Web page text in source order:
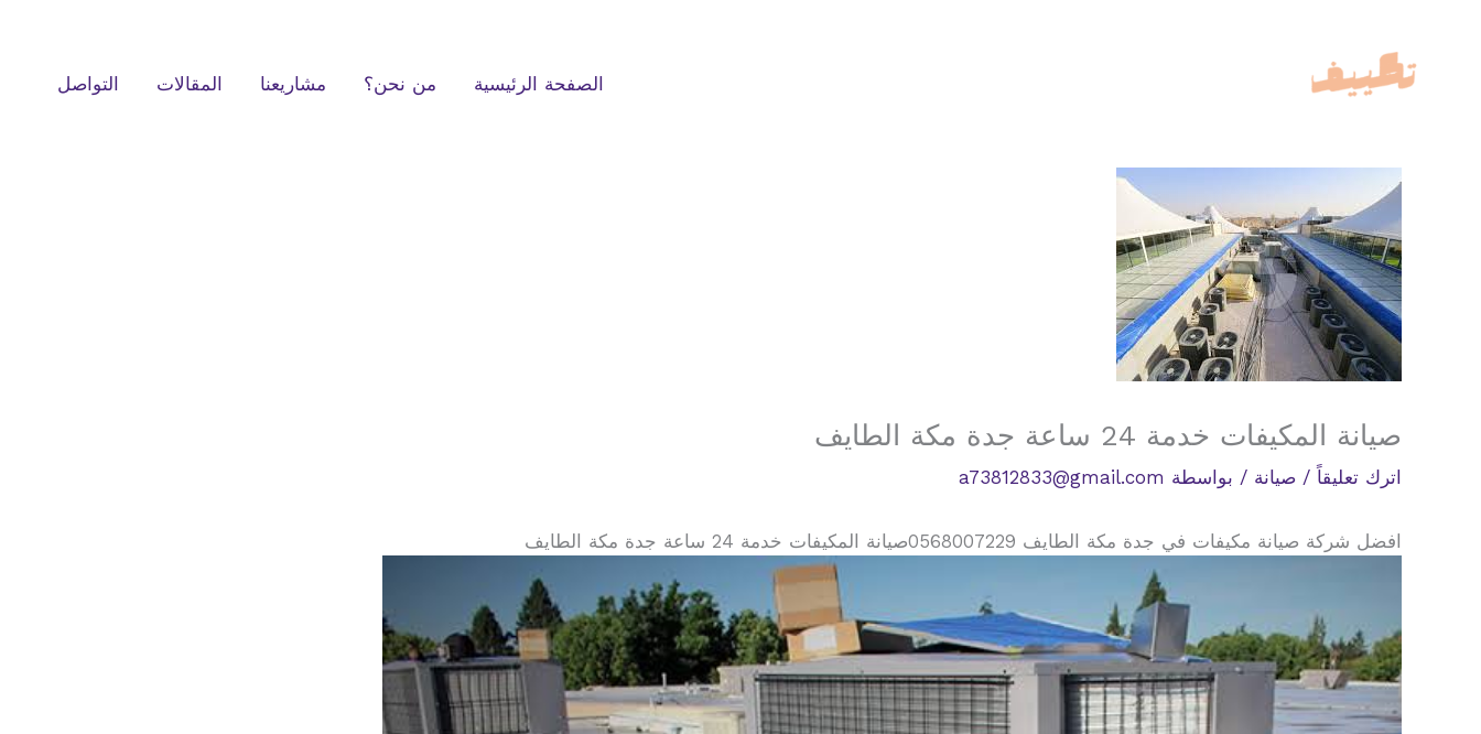
الصفحة الرئيسية من نحن؟ مشاريعنا المقالات التواصل
صيانة المكيفات خدمة 24 ساعة جدة مكة الطايف
اترك تعليقاً / صيانة / بواسطة a73812833@gmail.com
افضل شركة صيانة مكيفات في جدة مكة الطايف 0568007229صيانة المكيفات خدمة 24 ساعة جدة مكة الطايف